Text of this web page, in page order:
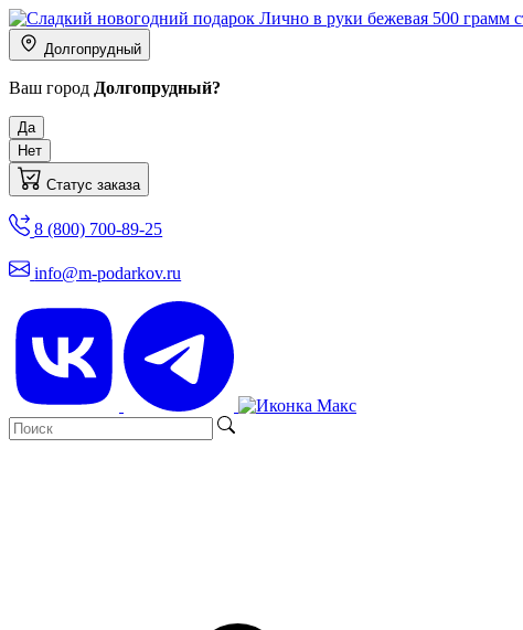
Долгопрудный
Ваш город Долгопрудный?
Да
Нет
Статус заказа
8 (800) 700-89-25
info@m-podarkov.ru